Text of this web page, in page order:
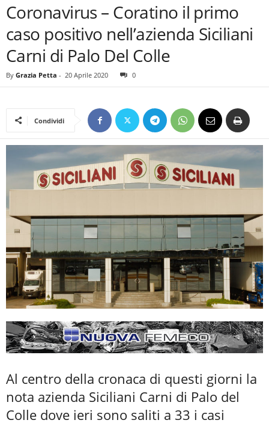
Coronavirus – Coratino il primo
caso positivo nell’azienda Siciliani
Carni di Palo Del Colle
By Grazia Petta - 20 Aprile 2020 0
Condividi
Al centro della cronaca di questi giorni la
nota azienda Siciliani Carni di Palo del
Colle dove ieri sono saliti a 33 i casi